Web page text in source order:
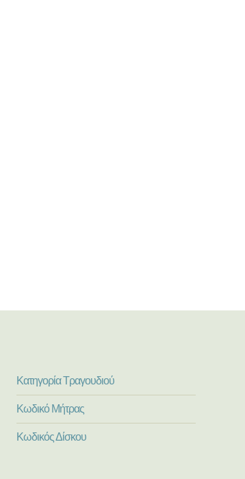
Κατηγορία Τραγουδιού
Κωδικό Μήτρας
Κωδικός Δίσκου